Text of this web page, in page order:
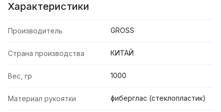
Характеристики
Производитель GROSS
Страна производства КИТАЙ
Вес, гр 1000
Материал рукоятки фиберглас (стеклопластик)